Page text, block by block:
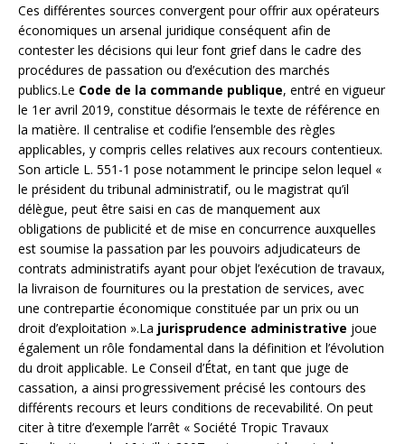
Ces différentes sources convergent pour offrir aux opérateurs
économiques un arsenal juridique conséquent afin de
contester les décisions qui leur font grief dans le cadre des
procédures de passation ou d’exécution des marchés
publics.Le Code de la commande publique, entré en vigueur
le 1er avril 2019, constitue désormais le texte de référence en
la matière. Il centralise et codifie l’ensemble des règles
applicables, y compris celles relatives aux recours contentieux.
Son article L. 551-1 pose notamment le principe selon lequel «
le président du tribunal administratif, ou le magistrat qu’il
délègue, peut être saisi en cas de manquement aux
obligations de publicité et de mise en concurrence auxquelles
est soumise la passation par les pouvoirs adjudicateurs de
contrats administratifs ayant pour objet l’exécution de travaux,
la livraison de fournitures ou la prestation de services, avec
une contrepartie économique constituée par un prix ou un
droit d’exploitation ».La jurisprudence administrative joue
également un rôle fondamental dans la définition et l’évolution
du droit applicable. Le Conseil d’État, en tant que juge de
cassation, a ainsi progressivement précisé les contours des
différents recours et leurs conditions de recevabilité. On peut
citer à titre d’exemple l’arrêt « Société Tropic Travaux